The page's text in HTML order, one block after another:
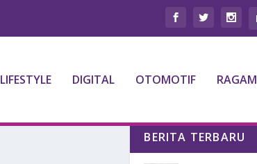
LIFESTYLE DIGITAL OTOMOTIF RAGAM
BERITA TERBARU